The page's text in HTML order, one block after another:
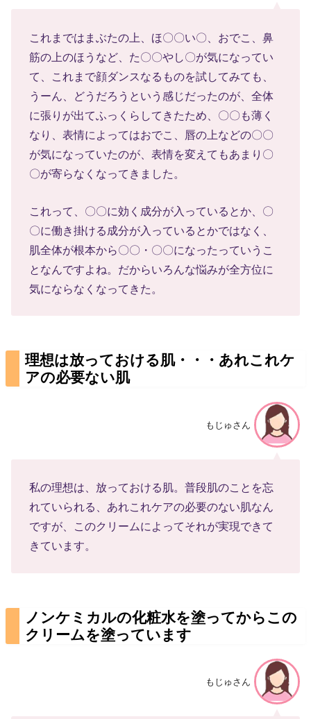
これまではまぶたの上、ほ〇〇い〇、おでこ、鼻
筋の上のほうなど、た〇〇やし〇が気になってい
て、これまで顔ダンスなるものを試してみても、
うーん、どうだろうという感じだったのが、全体
に張りが出てふっくらしてきたため、〇〇も薄く
なり、表情によってはおでこ、唇の上などの〇〇
が気になっていたのが、表情を変えてもあまり〇
〇が寄らなくなってきました。
これって、〇〇に効く成分が入っているとか、〇
〇に働き掛ける成分が入っているとかではなく、
肌全体が根本から〇〇・〇〇になったっていうこ
となんですよね。だからいろんな悩みが全方位に
気にならなくなってきた。
理想は放っておける肌・・・あれこれケ
アの必要ない肌
もじゅさん
私の理想は、放っておける肌。普段肌のことを忘
れていられる、あれこれケアの必要のない肌なん
ですが、このクリームによってそれが実現できて
きています。
ノンケミカルの化粧水を塗ってからこの
クリームを塗っています
もじゅさん